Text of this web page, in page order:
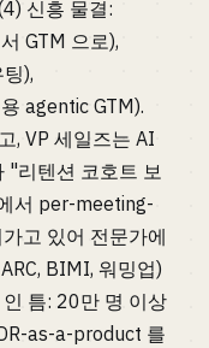
신흥 물결:
GTM 으로),
),
agentic GTM).
, VP 세일즈는 AI
"리텐션 코호트 보
서 per-meeting-
고 있어 전문가에
BIMI, 워밍업)
틈: 20만 명 이상
as-a-product 를